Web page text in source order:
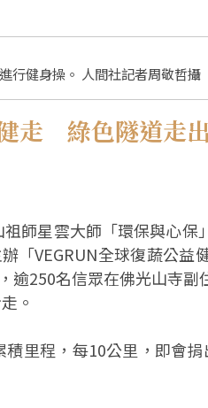
行健身操。 人間社記者周敬哲攝
走 綠色隧道走
師星雲大師「環保與心保
「VEGRUN全球復蔬公益
逾250名信眾在佛光山寺
。
積里程，每10公里，即會